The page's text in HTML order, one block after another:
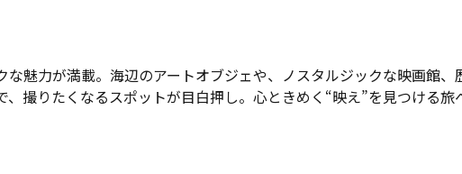
魅力が満載。海辺のアートオブジェや、ノスタルジックな映画館、
撮りたくなるスポットが目白押し。心ときめく“映え”を見つける旅